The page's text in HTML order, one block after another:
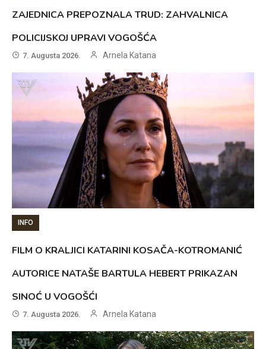
ZAJEDNICA PREPOZNALA TRUD: ZAHVALNICA
POLICIJSKOJ UPRAVI VOGOŠĆA
7. Augusta 2026. Arnela Katana
INFO
FILM O KRALJICI KATARINI KOSAČA-KOTROMANIĆ
AUTORICE NATAŠE BARTULA HEBERT PRIKAZAN
SINOĆ U VOGOŠĆI
7. Augusta 2026. Arnela Katana